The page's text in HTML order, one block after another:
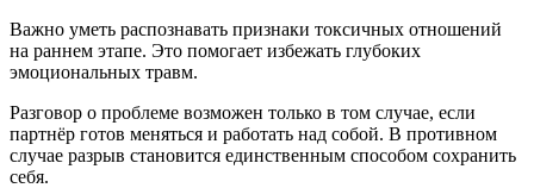
Важно уметь распознавать признаки токсичных отношений
на раннем этапе. Это помогает избежать глубоких
эмоциональных травм.
Разговор о проблеме возможен только в том случае, если
партнёр готов меняться и работать над собой. В противном
случае разрыв становится единственным способом сохранить
себя.